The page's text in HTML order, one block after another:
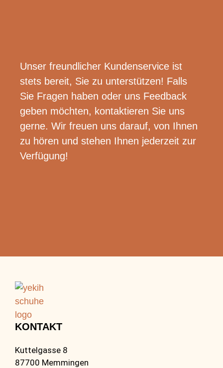
Unser freundlicher Kundenservice ist
stets bereit, Sie zu unterstützen! Falls
Sie Fragen haben oder uns Feedback
geben möchten, kontaktieren Sie uns
gerne. Wir freuen uns darauf, von Ihnen
zu hören und stehen Ihnen jederzeit zur
Verfügung!
KONTAKT
Kuttelgasse 8
87700 Memmingen